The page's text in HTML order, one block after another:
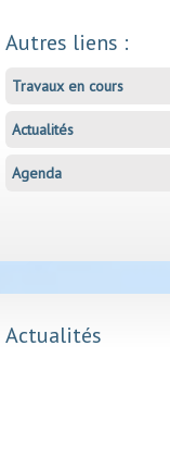
Autres liens :
Travaux en cours
Actualités
Agenda
Actualités